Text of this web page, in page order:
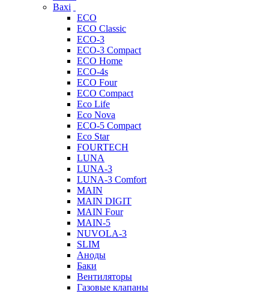
Baxi
ECO
ECO Classic
ECO-3
ECO-3 Compact
ECO Home
ECO-4s
ECO Four
ECO Compact
Eco Life
Eco Nova
ECO-5 Compact
Eco Star
FOURTECH
LUNA
LUNA-3
LUNA-3 Comfort
MAIN
MAIN DIGIT
MAIN Four
MAIN-5
NUVOLA-3
SLIM
Аноды
Баки
Вентиляторы
Газовые клапаны